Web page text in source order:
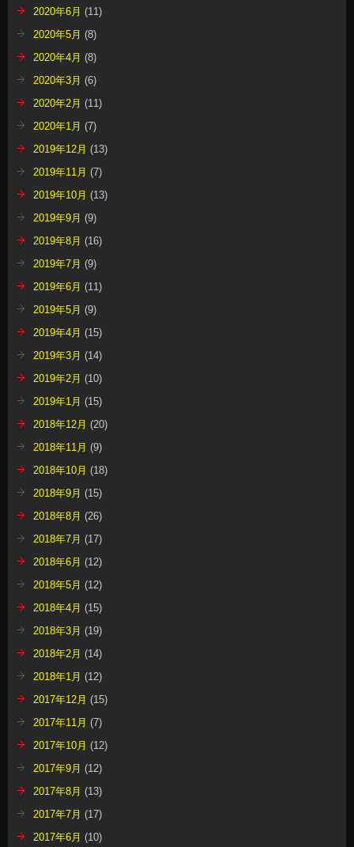
2020年6月 (11)
2020年5月 (8)
2020年4月 (8)
2020年3月 (6)
2020年2月 (11)
2020年1月 (7)
2019年12月 (13)
2019年11月 (7)
2019年10月 (13)
2019年9月 (9)
2019年8月 (16)
2019年7月 (9)
2019年6月 (11)
2019年5月 (9)
2019年4月 (15)
2019年3月 (14)
2019年2月 (10)
2019年1月 (15)
2018年12月 (20)
2018年11月 (9)
2018年10月 (18)
2018年9月 (15)
2018年8月 (26)
2018年7月 (17)
2018年6月 (12)
2018年5月 (12)
2018年4月 (15)
2018年3月 (19)
2018年2月 (14)
2018年1月 (12)
2017年12月 (15)
2017年11月 (7)
2017年10月 (12)
2017年9月 (12)
2017年8月 (13)
2017年7月 (17)
2017年6月 (10)